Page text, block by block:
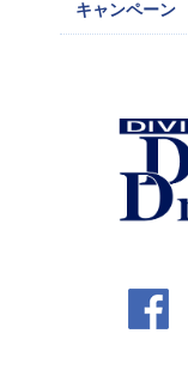
キャンペーン